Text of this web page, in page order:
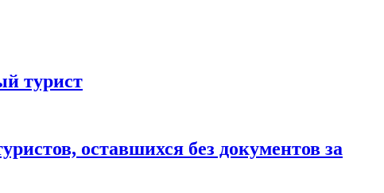
турист
оставшихся без документов за